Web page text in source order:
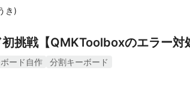
き)
挑戦【QMKToolboxのエラー対
ード自作 分割キーボード